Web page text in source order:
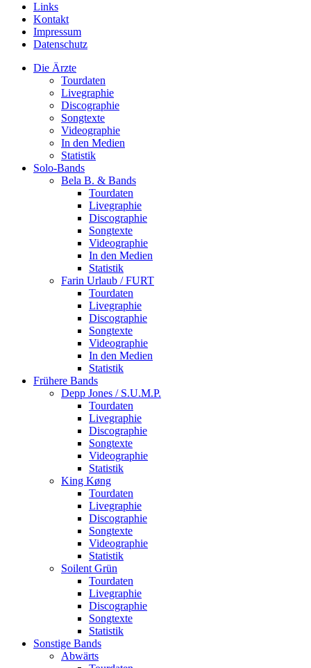
Links
Kontakt
Impressum
Datenschutz
Die Ärzte
Tourdaten
Livegraphie
Discographie
Songtexte
Videographie
In den Medien
Statistik
Solo-Bands
Bela B. & Bands
Tourdaten
Livegraphie
Discographie
Songtexte
Videographie
In den Medien
Statistik
Farin Urlaub / FURT
Tourdaten
Livegraphie
Discographie
Songtexte
Videographie
In den Medien
Statistik
Frühere Bands
Depp Jones / S.U.M.P.
Tourdaten
Livegraphie
Discographie
Songtexte
Videographie
Statistik
King Køng
Tourdaten
Livegraphie
Discographie
Songtexte
Videographie
Statistik
Soilent Grün
Tourdaten
Livegraphie
Discographie
Songtexte
Statistik
Sonstige Bands
Abwärts